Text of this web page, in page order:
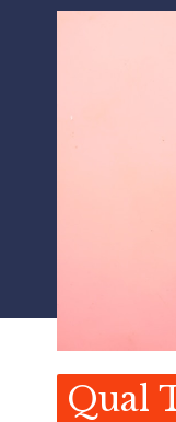
Qual
Qual